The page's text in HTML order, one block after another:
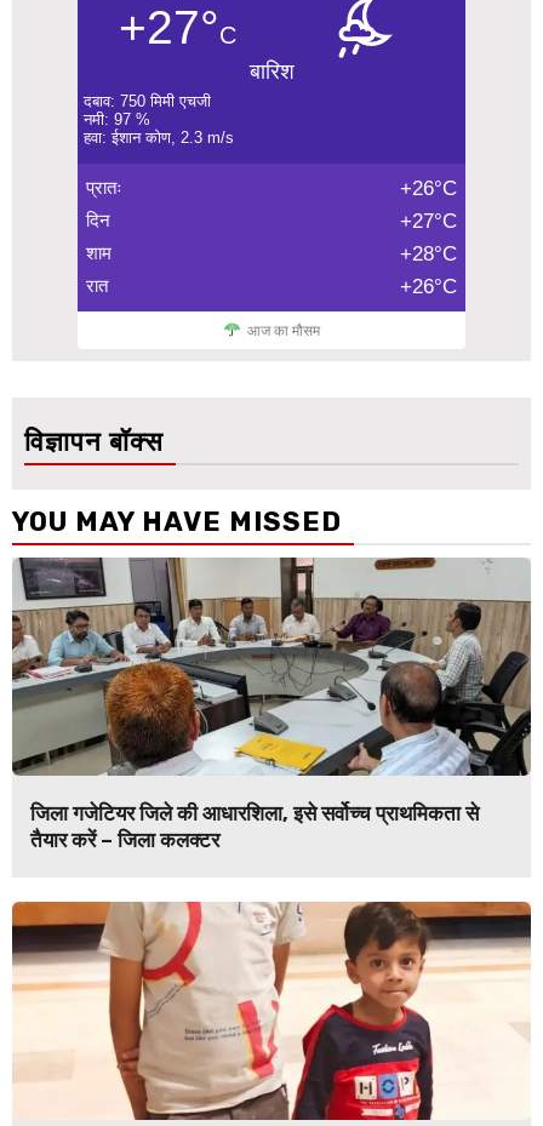
+27°C
बारिश
दबाव: 750 मिमी एचजी
नमी: 97 %
हवा: ईशान कोण, 2.3 m/s
प्रातः +26°C
दिन +27°C
शाम +28°C
रात +26°C
आज का मौसम
विज्ञापन बॉक्स
YOU MAY HAVE MISSED
जिला गजेटियर जिले की आधारशिला, इसे सर्वोच्च प्राथमिकता से
तैयार करें – जिला कलक्टर